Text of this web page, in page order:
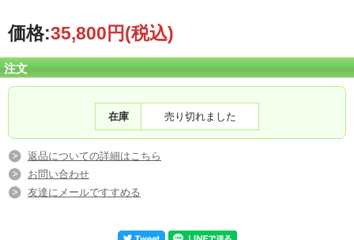
価格:35,800円(税込)
注文
在庫 売り切れました
返品についての詳細はこちら
お問い合わせ
友達にメールですすめる